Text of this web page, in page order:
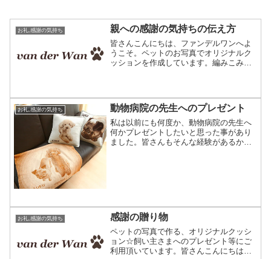
お礼,感謝の気持ち 親への感謝の気持ちの伝え方
皆さんこんにちは、ファンデルワンへよ
うこそ。ペットのお写真でオリジナルク
ッションを作成しています。編みこみ模
多いのですが、私も先日誕...
お礼,感謝の気持ち 動物病院の先生へのプレゼント
私は以前にも何度か、動物病院の先生へ
何かプレゼントしたいと思った事があり
ました。皆さんもそんな経験があるかも
お礼,感謝の気持ち 感謝の贈り物
ペットの写真で作る、オリジナルクッシ
ョン☆飼い主さまへのプレゼント等にご
利用頂いています。皆さんこんにちは、